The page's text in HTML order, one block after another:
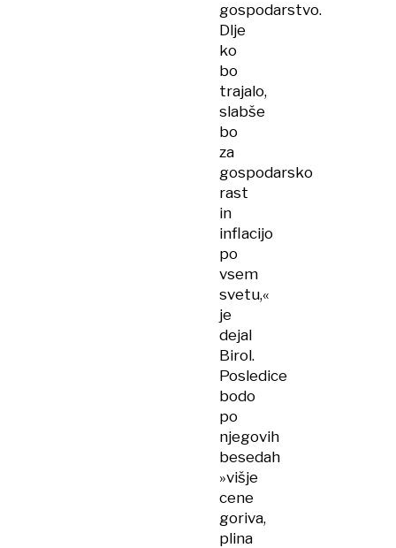
gospodarstvo.
Dlje
ko
bo
trajalo,
slabše
bo
za
gospodarsko
rast
in
inflacijo
po
vsem
svetu,«
je
dejal
Birol.
Posledice
bodo
po
njegovih
besedah
»višje
cene
goriva,
plina